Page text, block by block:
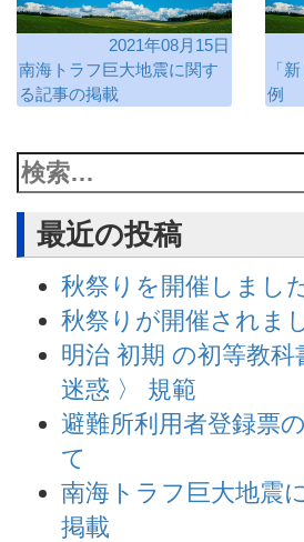
2021年08月15日
南海トラフ巨大地震に関す
る記事の掲載
「
例
最近の投稿
秋祭りを開催しました
秋祭りが開催されま
明治 初期 の初等教
迷惑 〉 規範
避難所利用者登録票
て
南海トラフ巨大地震
掲載